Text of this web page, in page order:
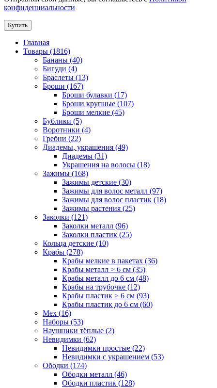
конфиденциальности
Купить
Главная
Товары (1816)
Бананы (40)
Бигуди (4)
Браслеты (13)
Броши (167)
Броши булавки (17)
Броши крупные (107)
Броши мелкие (45)
Бублики (5)
Воротники (4)
Гребни (22)
Диадемы, украшения (49)
Диадемы (31)
Украшения на волосы (18)
Зажимы (168)
Зажимы детские (30)
Зажимы для волос металл (97)
Зажимы для волос пластик (18)
Зажимы растения (25)
Заколки (121)
Заколки металл (96)
Заколки пластик (25)
Кольца детские (10)
Крабы (278)
Крабы мелкие в пакетах (36)
Крабы металл > 6 см (35)
Крабы металл до 6 см (48)
Крабы на трубочке (12)
Крабы пластик > 6 см (93)
Крабы пластик до 6 см (60)
Мех (16)
Наборы (53)
Наушники тёплые (2)
Невидимки (62)
Невидимки простые (22)
Невидимки с украшением (53)
Ободки (174)
Ободки металл (46)
Ободки пластик (128)